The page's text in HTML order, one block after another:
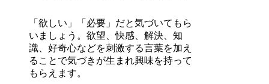
「欲しい」「必要」だと気づいてもら
いましょう。欲望、快感、解決、知
識、好奇心などを刺激する言葉を加え
ることで気づきが生まれ興味を持って
もらえます。